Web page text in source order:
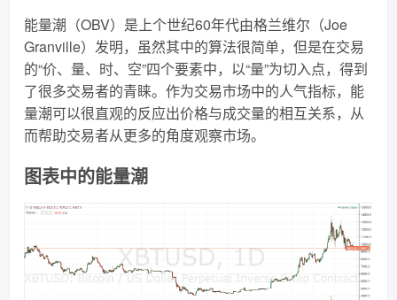
能量潮（OBV）是上个世纪60年代由格兰维尔（Joe
Granville）发明，虽然其中的算法很简单，但是在交易
的“价、量、时、空”四个要素中，以“量”为切入点，得到
了很多交易者的青睐。作为交易市场中的人气指标，能
量潮可以很直观的反应出价格与成交量的相互关系，从
而帮助交易者从更多的角度观察市场。
图表中的能量潮